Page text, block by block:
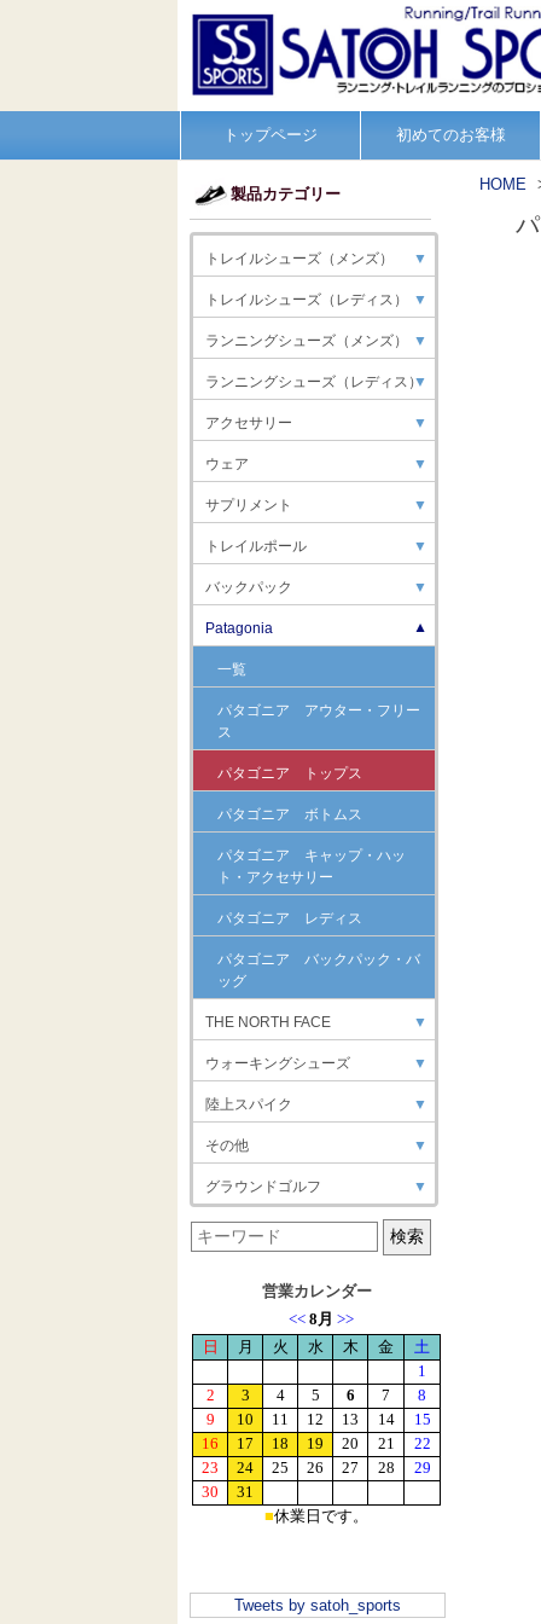
トップページ 初めてのお客様
HOME
製品カテゴリー
トレイルシューズ（メンズ） ▼
トレイルシューズ（レディス） ▼
ランニングシューズ（メンズ） ▼
ランニングシューズ（レディス）
▼
アクセサリー ▼
ウェア ▼
サプリメント ▼
トレイルポール ▼
バックパック ▼
Patagonia ▼
一覧
パタゴニア アウター・フリー
ス
パタゴニア トップス
パタゴニア ボトムス
パタゴニア キャップ・ハッ
ト・アクセサリー
パタゴニア レディス
パタゴニア バックパック・バ
ッグ
THE NORTH FACE ▼
ウォーキングシューズ ▼
陸上スパイク ▼
その他 ▼
グラウンドゴルフ ▼
営業カレンダー
Tweets by satoh_sports